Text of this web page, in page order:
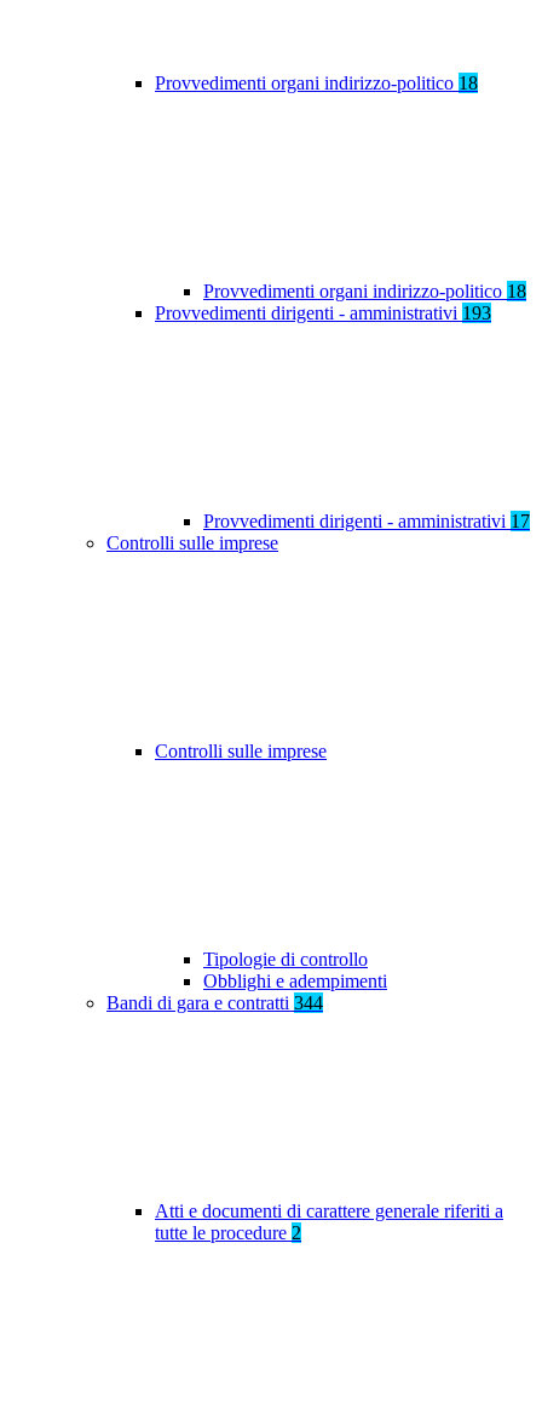
Provvedimenti organi indirizzo-politico 18
Provvedimenti organi indirizzo-politico 18
Provvedimenti dirigenti - amministrativi 193
Provvedimenti dirigenti - amministrativi 17
Controlli sulle imprese
Controlli sulle imprese
Tipologie di controllo
Obblighi e adempimenti
Bandi di gara e contratti 344
Atti e documenti di carattere generale riferiti a
tutte le procedure 2